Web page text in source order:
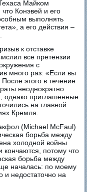
Майком
Конэвей и его
выполнять
а его действия –
к отставке
все претензии
с
много раз: «Если вы
этого в течение
неоднократно
однако приглашенные
на главной
Кремля.
(Michael McFaul)
борьба между
холодной войны
кончаются, потому что
борьба между
началась: по моему
недостаточно на